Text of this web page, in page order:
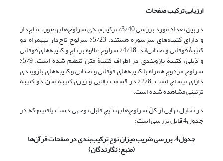
ارزیابی ترکیب صفحات
در بین تعداد مورد بررسی 3/40% ترکیب‌بندی سرلوح‌ها به‎صورت تاج‌دار
و دارای کتیبه‌های سرسوره هستند. 5/23% سرلوح تاج‌دار به‎همراه دو
کتیبۀ فوقانی و تحتانی‌اند. 4/18% سرلوح علاوه بر تاج و کتیبه‌های فوقانی
و ذیلی، کتیبۀ بازوبندی در اطراف کتیبۀ متن تنظیم شده است. 5/9%
سرلوح مزدوج همراه با کتیبه‌های فوقانی و تحتانی و کتیبه‌های بازویندی
دارای نیم‎تاج است. 2/8% در قسمت بالایی و زیری کتیبه‌ متن دو کتیبه‌
تزئینی مشاهده شده است.
در تحلیل‌ نهایی از کلّ سرلوح‌ها به‎نتایج قابل توجهی دست یافتیم که در
جدول4 قابل بررسی است:
جدول4. بررسی ضریب میزان نوع ترکیب‌بندی در صفحات قرآن‌ها
(منبع: نگارندگان)